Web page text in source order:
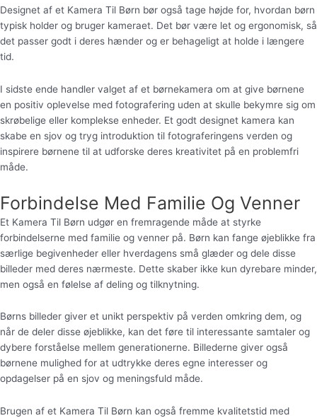
Designet af et Kamera Til Børn bør også tage højde for, hvordan børn
typisk holder og bruger kameraet. Det bør være let og ergonomisk, så
det passer godt i deres hænder og er behageligt at holde i længere
tid.
I sidste ende handler valget af et børnekamera om at give børnene
en positiv oplevelse med fotografering uden at skulle bekymre sig om
skrøbelige eller komplekse enheder. Et godt designet kamera kan
skabe en sjov og tryg introduktion til fotograferingens verden og
inspirere børnene til at udforske deres kreativitet på en problemfri
måde.
Forbindelse Med Familie Og Venner
Et Kamera Til Børn udgør en fremragende måde at styrke
forbindelserne med familie og venner på. Børn kan fange øjeblikke fra
særlige begivenheder eller hverdagens små glæder og dele disse
billeder med deres nærmeste. Dette skaber ikke kun dyrebare minder,
men også en følelse af deling og tilknytning.
Børns billeder giver et unikt perspektiv på verden omkring dem, og
når de deler disse øjeblikke, kan det føre til interessante samtaler og
dybere forståelse mellem generationerne. Billederne giver også
børnene mulighed for at udtrykke deres egne interesser og
opdagelser på en sjov og meningsfuld måde.
Brugen af et Kamera Til Børn kan også fremme kvalitetstid med